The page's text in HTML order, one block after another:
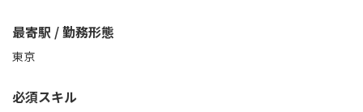
最寄駅 / 勤務形態
東京
必須スキル